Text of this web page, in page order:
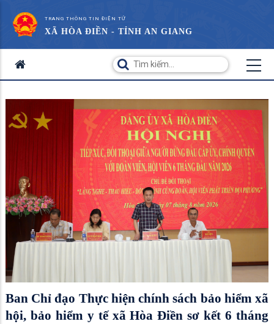
TRANG THÔNG TIN ĐIỆN TỬ
XÃ HÒA ĐIỀN - TỈNH AN GIANG
Ban Chỉ đạo Thực hiện chính sách bảo hiểm xã
hội, bảo hiểm y tế xã Hòa Điền sơ kết 6 tháng